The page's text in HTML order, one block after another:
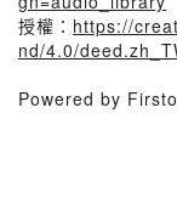
授權： https://
nd/4.0/
Powered by